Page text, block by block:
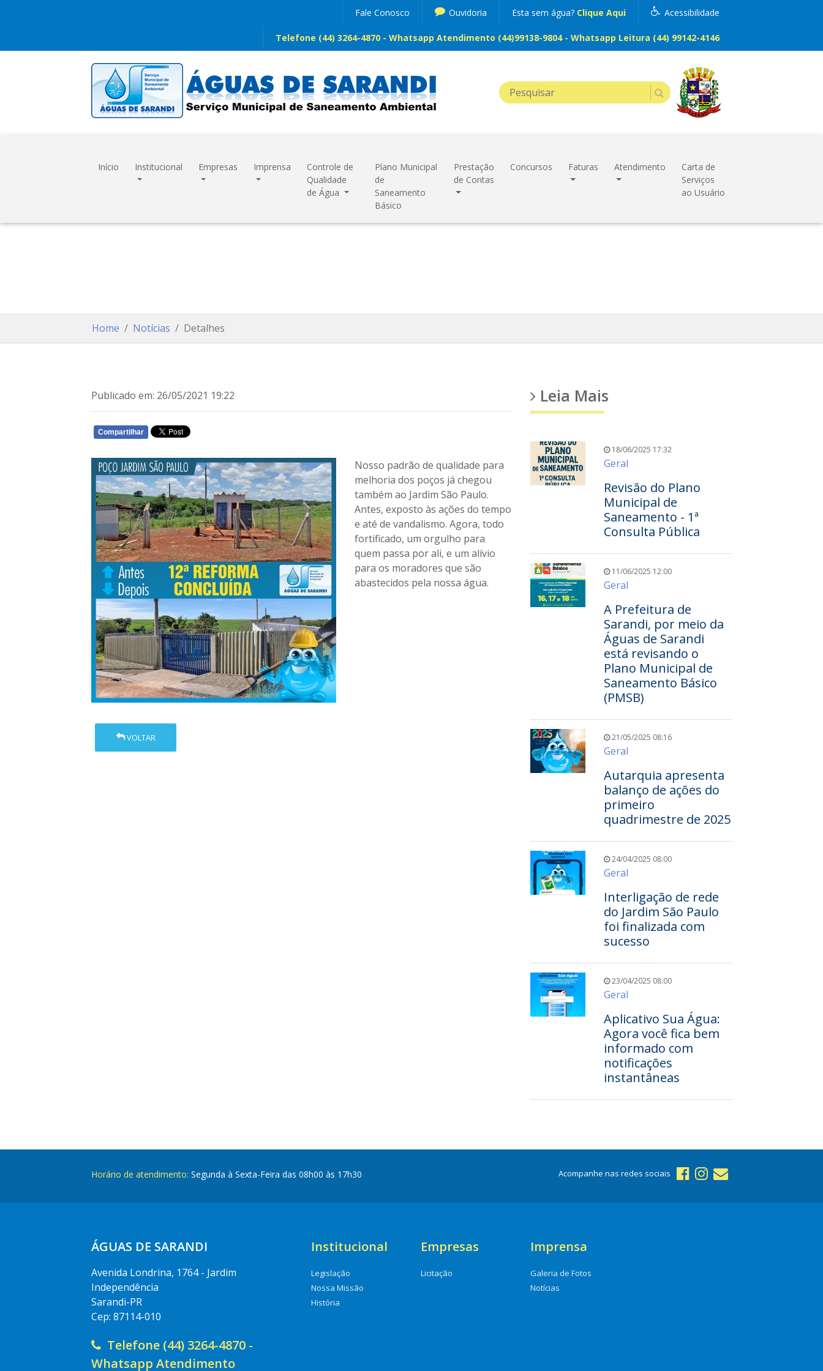
Acessibilidade
Esta sem água? Clique Aqui
Ouvidoria
Fale Conosco
Telefone (44) 3264-4870 - Whatsapp Atendimento (44)99138-9804 - Whatsapp Leitura (44) 99142-4146
Início Institucional Empresas Imprensa
Controle de
Qualidade
de Água
Plano Municipal
de
Saneamento
Básico
Prestação
de Contas
Concursos Faturas Atendimento
Carta de
Serviços
ao Usuário
Home Notícias Detalhes
Publicado em: 26/05/2021 19:22
Compartilhar
Nosso padrão de qualidade para
melhoria dos poços já chegou
também ao Jardim São Paulo.
Antes, exposto às ações do tempo
e até de vandalismo. Agora, todo
fortificado, um orgulho para
quem passa por ali, e um alívio
para os moradores que são
abastecidos pela nossa água.
VOLTAR
Leia Mais
18/06/2025 17:32
Geral
Revisão do Plano
Municipal de
Saneamento - 1ª
Consulta Pública
11/06/2025 12:00
Geral
A Prefeitura de
Sarandi, por meio da
Águas de Sarandi
está revisando o
Plano Municipal de
Saneamento Básico
(PMSB)
21/05/2025 08:16
Geral
Autarquia apresenta
balanço de ações do
primeiro
quadrimestre de 2025
24/04/2025 08:00
Geral
Interligação de rede
do Jardim São Paulo
foi finalizada com
sucesso
23/04/2025 08:00
Geral
Aplicativo Sua Água:
Agora você fica bem
informado com
notificações
instantâneas
Horário de atendimento: Segunda à Sexta-Feira das 08h00 às 17h30 Acompanhe nas redes sociais
ÁGUAS DE SARANDI
Avenida Londrina, 1764 - Jardim
Independência
Sarandi-PR
Cep: 87114-010
Telefone (44) 3264-4870 -
Whatsapp Atendimento
Institucional
Legislação
Nossa Missão
História
Empresas
Licitação
Imprensa
Galeria de Fotos
Notícias